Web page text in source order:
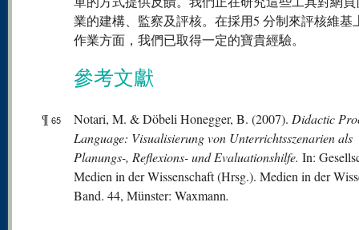
業的建構、監察及評核。在採用5 分制來評核維基
作業方面，我們已取得一定的寶貴經驗。
參考文獻
¶ 65 Notari, M. & Döbeli Honegger, B. (2007). Didactic
Language: Visualisierung von Unterrichtsszenarien als
Planungs-, Reflexions- und Evaluationshilfe. In:
Medien in der Wissenschaft (Hrsg.). Medien in der
Band. 44, Münster: Waxmann.